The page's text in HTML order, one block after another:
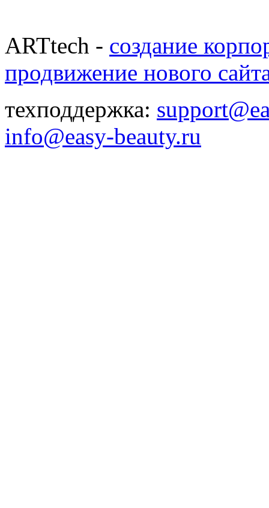
ARTtech - создание
продвижение нового
техподдержка:
info@easy-beauty.ru